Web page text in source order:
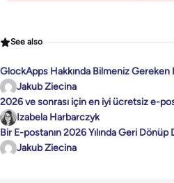
See also
GlockApps Hakkında Bilmeniz
Jakub Ziecina
2026 ve sonrası için en iyi ücretsiz e-
Izabela Harbarczyk
Bir E-postanın 2026 Yılında Geri
Jakub Ziecina